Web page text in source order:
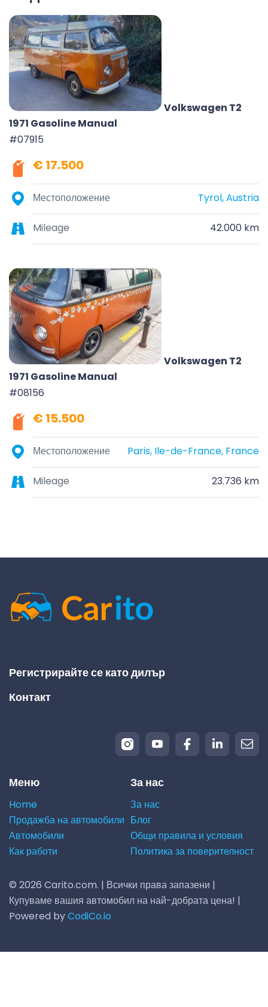
Volkswagen T2
1971 Gasoline Manual
#07915
€ 17.500
Местоположение Tyrol, Austria
Mileage 42.000 km
Volkswagen T2
1971 Gasoline Manual
#08156
€ 15.500
Местоположение Paris, Ile-de-France, France
Mileage 23.736 km
Регистрирайте се като дилър
Контакт
Меню
Home
Продажба на автомобили
Автомобили
Как работи
За нас
За нас
Блог
Общи правила и условия
Политика за поверителност
© 2026 Carito.com. | Всички права запазени |
Купуваме вашия автомобил на най-добрата цена! |
Powered byCodiCo.io